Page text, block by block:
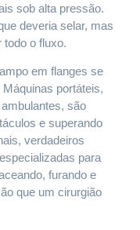
sob alta pressão.
deveria selar, mas
todo o fluxo.
em flanges se
portáteis,
são
e superando
verdadeiros
para
furando e
que um cirurgião